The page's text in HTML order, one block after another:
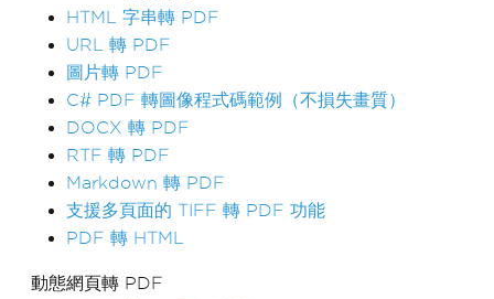
HTML 字串轉 PDF
URL 轉 PDF
圖片轉 PDF
C# PDF 轉圖像程式碼範例（不損失畫質）
DOCX 轉 PDF
RTF 轉 PDF
Markdown 轉 PDF
支援多頁面的 TIFF 轉 PDF 功能
PDF 轉 HTML
動態網頁轉 PDF